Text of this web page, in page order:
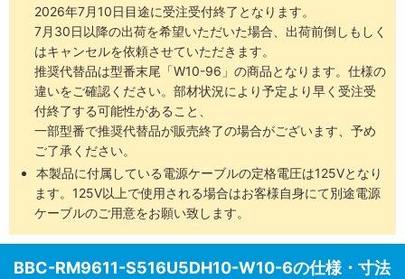
2026年7月10日目途に受注受付終了となります。
7月30日以降の出荷を希望いただいた場合、出荷前倒しもしく
はキャンセルを依頼させていただきます。
推奨代替品は型番末尾「W10-96」の商品となります。仕様の
違いをご確認ください。部材状況により予定より早く受注受
付終了する可能性があること、
一部型番で推奨代替品が販売終了の場合がございます、予め
ご了承ください。
本製品に付属している電源ケーブルの定格電圧は125Vとなり
ます。125V以上で使用される場合はお客様自身にて別途電源
ケーブルのご用意をお願い致します。
BBC-RM9611-S516U5DH10-W10-6の仕様・寸法